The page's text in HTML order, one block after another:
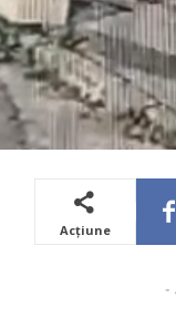
Acțiune
-